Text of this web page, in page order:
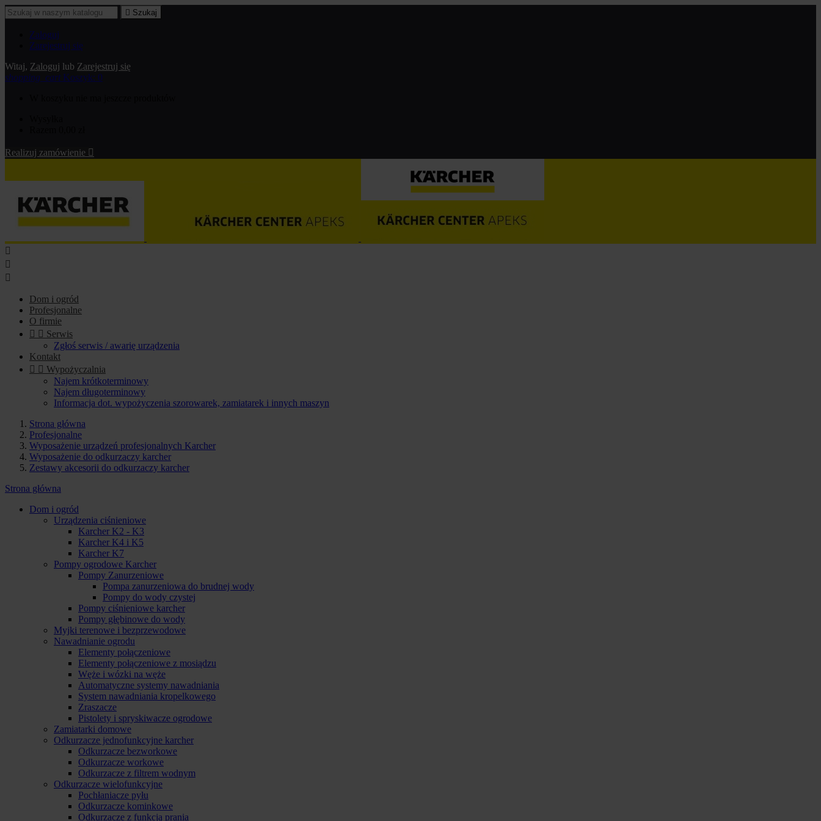
 Szukaj
Zaloguj
Zarejestruj się
Witaj, Zaloguj lub Zarejestruj się
shopping_cart Koszyk: 0
Realizuj zamówienie 



Dom i ogród
Profesjonalne
O firmie
  Serwis
Zgłoś serwis / awarię urządzenia
Kontakt
  Wypożyczalnia
Najem krótkoterminowy
Najem długoterminowy
Informacja dot. wypożyczenia szorowarek, zamiatarek i innych maszyn
Strona główna
Profesjonalne
Wyposażenie urządzeń profesjonalnych Karcher
Wyposażenie do odkurzaczy karcher
Zestawy akcesorii do odkurzaczy karcher
Strona główna
Dom i ogród
Urządzenia ciśnieniowe
Karcher K2 - K3
Karcher K4 i K5
Karcher K7
Pompy ogrodowe Karcher
Pompy Zanurzeniowe
Pompa zanurzeniowa do brudnej wody
Pompy do wody czystej
Pompy ciśnieniowe karcher
Pompy głębinowe do wody
Myjki terenowe i bezprzewodowe
Nawadnianie ogrodu
Elementy połączeniowe
Elementy połączeniowe z mosiądzu
Węże i wózki na węże
Automatyczne systemy nawadniania
System nawadniania kropelkowego
Zraszacze
Pistolety i spryskiwacze ogrodowe
Zamiatarki domowe
Odkurzacze jednofunkcyjne karcher
Odkurzacze bezworkowe
Odkurzacze workowe
Odkurzacze z filtrem wodnym
Odkurzacze wielofunkcyjne
Pochłaniacze pyłu
Odkurzacze kominkowe
Odkurzacze z funkcją prania